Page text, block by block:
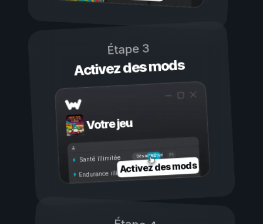
Étape 3
Activez des mods
Votre jeu
Activé
Désactivé
Santé illimitée
Endurance illimitéeActivez des mods